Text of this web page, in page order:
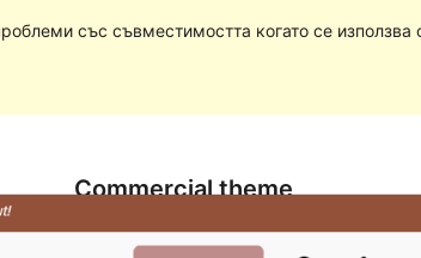
със съвместимостта когато се използва
Commercial theme
Тази тема е безплатна, но предлага